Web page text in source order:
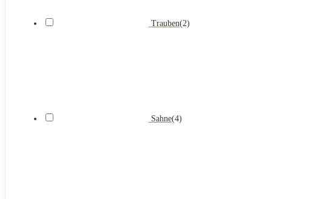
Trauben(2)
Sahne(4)